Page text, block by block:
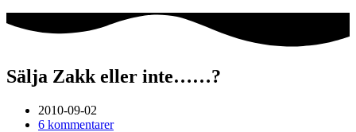
Sälja Zakk eller inte……?
2010-09-02
6 kommentarer